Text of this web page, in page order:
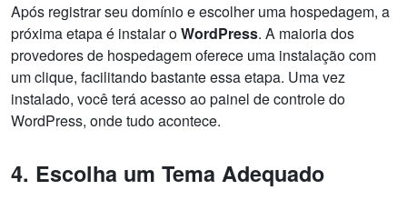
Após registrar seu domínio e escolher uma hospedagem, a
próxima etapa é instalar oWordPress. A maioria dos
provedores de hospedagem oferece uma instalação com
um clique, facilitando bastante essa etapa. Uma vez
instalado, você terá acesso ao painel de controle do
WordPress, onde tudo acontece.
4. Escolha um Tema Adequado